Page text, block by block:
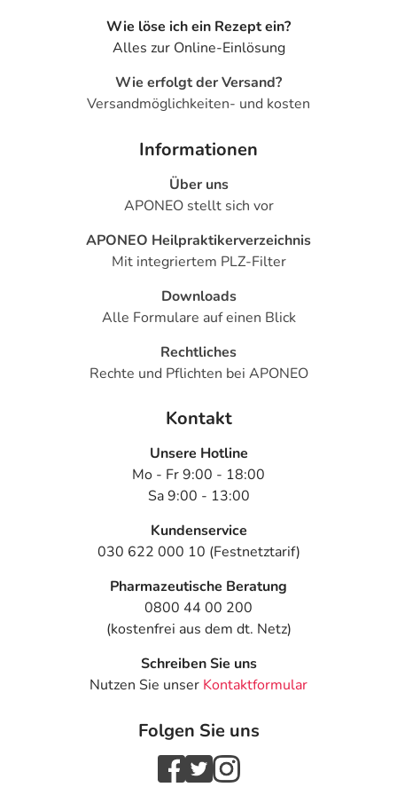
Angaben gem. EU-Produktsicherheitsverordnung (GPSR)
PDF des Beipackzettelskönnen Sie sich oben
herunterladen.
Wie löse ich ein Rezept ein?
Alles zur Online-Einlösung
Wie erfolgt der Versand?
Versandmöglichkeiten- und kosten
Informationen
Über uns
APONEO stellt sich vor
APONEO Heilpraktikerverzeichnis
Mit integriertem PLZ-Filter
Downloads
Alle Formulare auf einen Blick
Rechtliches
Rechte und Pflichten bei APONEO
Kontakt
Unsere Hotline
Mo - Fr 9:00 - 18:00
Sa 9:00 - 13:00
Kundenservice
030 622 000 10 (Festnetztarif)
Pharmazeutische Beratung
0800 44 00 200
(kostenfrei aus dem dt. Netz)
Schreiben Sie uns
Nutzen Sie unser Kontaktformular
Folgen Sie uns